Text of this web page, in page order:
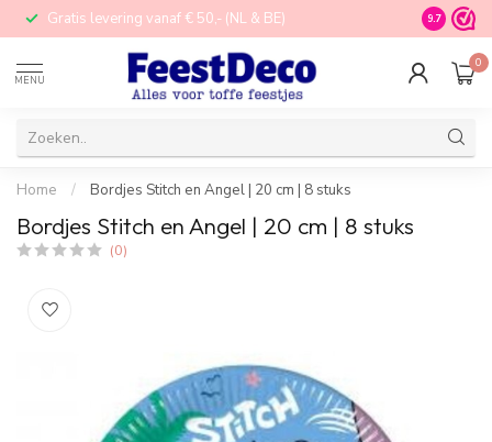
Gratis levering vanaf € 50,- (NL & BE) STORE in
9.7
MENU
0
Home / Bordjes Stitch en Angel | 20 cm | 8 stuks
Bordjes Stitch en Angel | 20 cm | 8 stuks
(0)